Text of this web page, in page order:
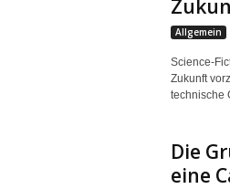
Allgemein
Science-
Zukunft
technische
Die
eine